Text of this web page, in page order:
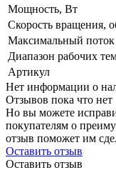
Мощность, Вт
Скорость вращения,
Максимальный поток
Диапазон рабочих
Артикул
Нет информации о
Отзывов пока что нет
Но вы можете
покупателям о
отзыв поможет им
Оставить отзыв
Оставить отзыв